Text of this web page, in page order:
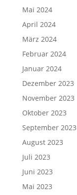
Mai 2024
April 2024
März 2024
Februar 2024
Januar 2024
Dezember 2023
November 2023
Oktober 2023
September 2023
August 2023
Juli 2023
Juni 2023
Mai 2023